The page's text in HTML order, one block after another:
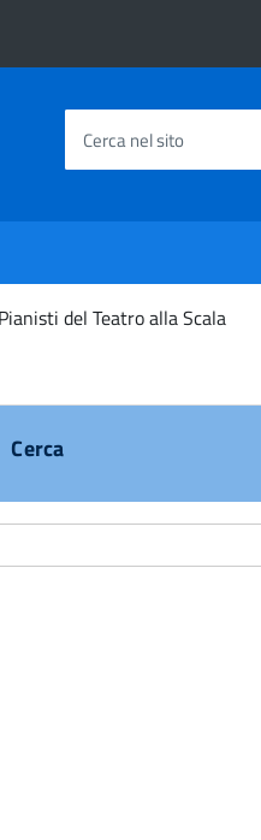
Cerca nel sito
del Teatro alla Scala
Cerca